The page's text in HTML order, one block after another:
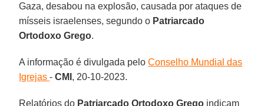
Gaza, desabou na explosão, causada por ataques de
mísseis israelenses, segundo o Patriarcado
Ortodoxo Grego.
A informação é divulgada peloConselho Mundial das
Igrejas-CMI , 20-10-2023.
Relatórios do Patriarcado Ortodoxo Grego indicam